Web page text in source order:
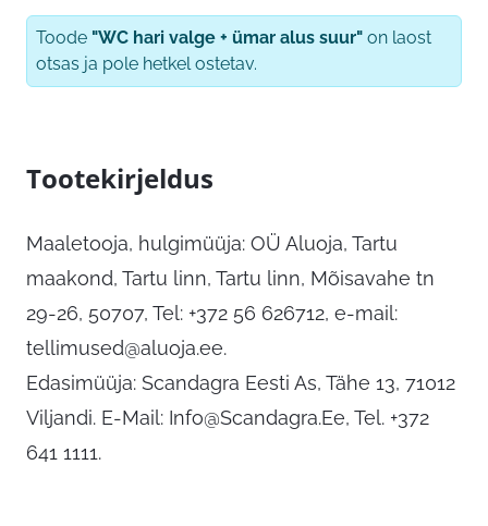
Toode "WC hari valge + ümar alus suur" on laost
otsas ja pole hetkel ostetav.
Tootekirjeldus
Maaletooja, hulgimüüja: OÜ Aluoja, Tartu
maakond, Tartu linn, Tartu linn, Mõisavahe tn
29-26, 50707, Tel: +372 56 626712, e-mail:
tellimused@aluoja.ee.
Edasimüüja: Scandagra Eesti As, Tähe 13, 71012
Viljandi. E-Mail: Info@Scandagra.Ee, Tel. +372
641 1111.